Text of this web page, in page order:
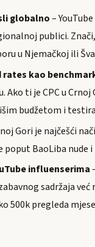
globalno–
publici.
u Njemačkoj ili
rates kao
ti je CPC u Crnoj
budžetom i
Gori je najčešći
poput BaoLiba nude
influenserima
sadržaja
500k pregleda